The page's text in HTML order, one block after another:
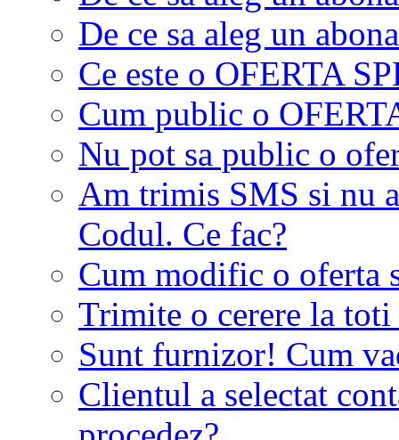
De ce sa aleg un
Ce este o OFERTA
Cum public o
Nu pot sa public o
Am trimis SMS si nu
Codul. Ce fac?
Cum modific o oferta
Trimite o cerere la
Sunt furnizor! Cum
Clientul a selectat